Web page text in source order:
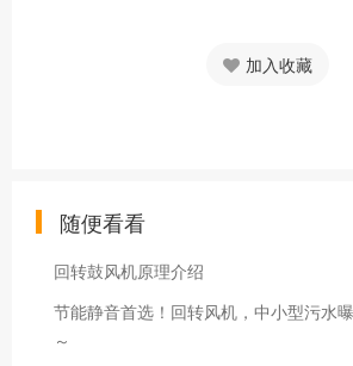
加入收藏
随便看看
回转鼓风机原理介绍
节能静音首选！回转风机，中小型污水
～